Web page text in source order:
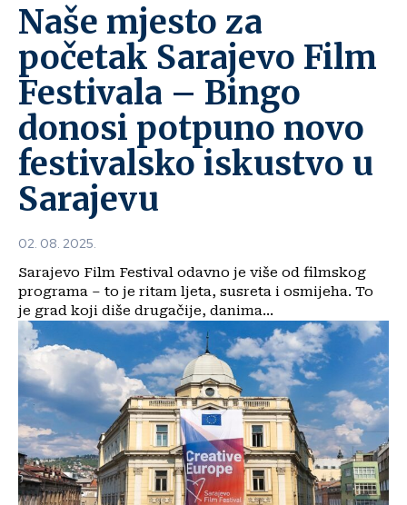
Naše mjesto za
početak Sarajevo Film
Festivala – Bingo
donosi potpuno novo
festivalsko iskustvo u
Sarajevu
02. 08. 2025.
Sarajevo Film Festival odavno je više od filmskog
programa – to je ritam ljeta, susreta i osmijeha. To
je grad koji diše drugačije, danima...